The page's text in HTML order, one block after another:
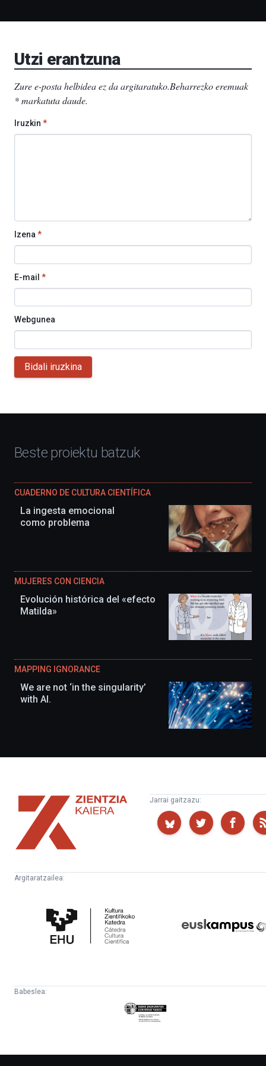
Bizkaia
Utzi erantzuna
Zure e-posta helbidea ez da argitaratuko.Beharrezko eremuak
*markatuta daude.
Iruzkin *
Izena*
E-mail *
Webgunea
Bidali iruzkina
Beste proiektu batzuk
CUADERNO DE CULTURA CIENTÍFICA
La ingesta emocional
como problema
MUJERES CON CIENCIA
Evolución histórica del «efecto
Matilda»
MAPPING IGNORANCE
We are not ‘in the singularity’
with AI.
Zientzia
Kaiera
Jarrai gaitzazu:
Argitaratzailea:
Zientifikoko
Katedra
Babeslea:
Eusko
Jaurlaritza